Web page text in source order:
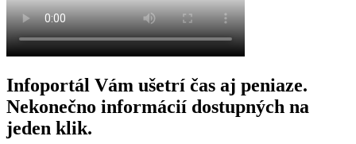
Infoportál Vám ušetrí čas aj peniaze.
Nekonečno informácií dostupných na
jeden klik.